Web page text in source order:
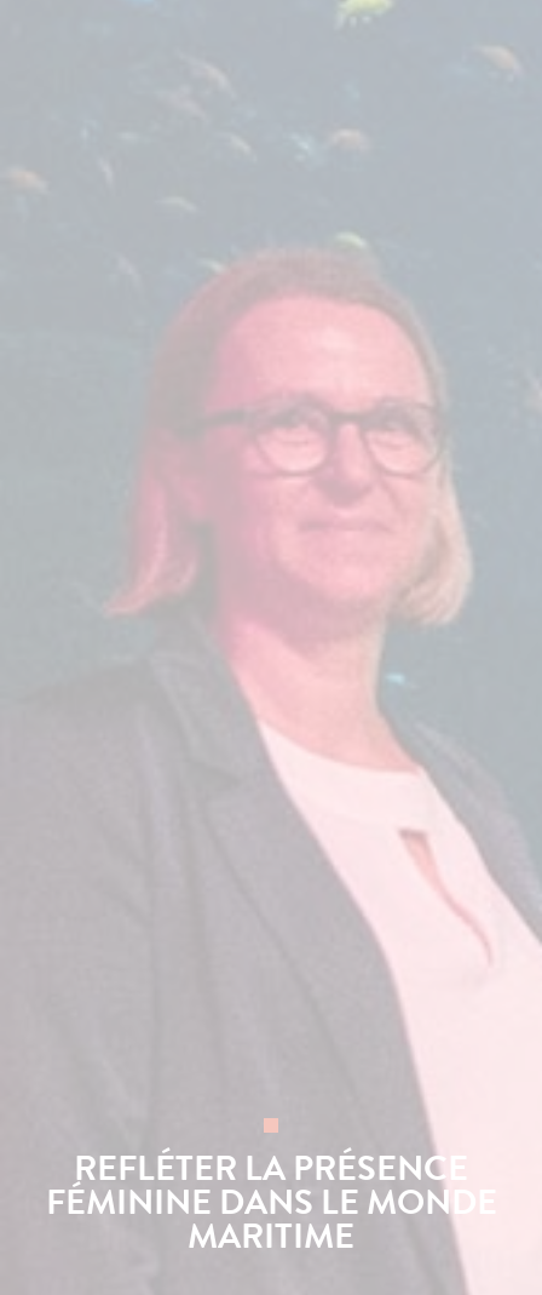
REFLÉTER LA PRÉSENCE
FÉMININE DANS LE MONDE
MARITIME